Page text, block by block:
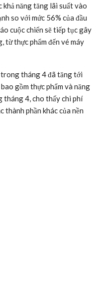
năng tăng lãi suất vào
so với mức 56% của đầu
cuộc chiến sẽ tiếp tục gây
từ thực phẩm đến vé máy
trong tháng 4 đã tăng tới
gồm thực phẩm và năng
tháng 4, cho thấy chi phí
thành phần khác của nền